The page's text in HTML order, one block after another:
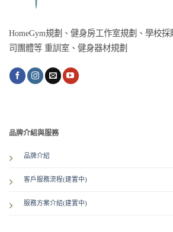
HomeGym規劃、健身房工作室規劃、學校
司團體等 重訓室、健身器材規劃
品牌介紹與服務
品牌介紹
客戶服務流程(建置中)
服務方案介紹(建置中)